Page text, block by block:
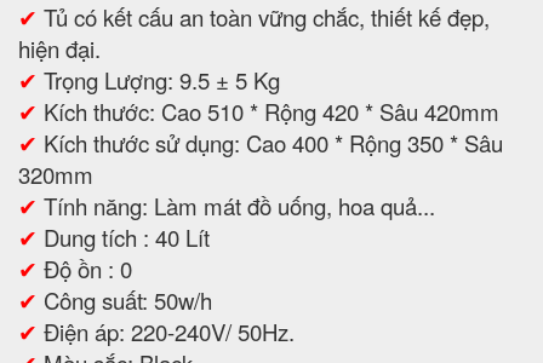
✔ Tủ có kết cấu an toàn vững chắc, thiết kế đẹp,
hiện đại.
✔ Trọng Lượng: 9.5 ± 5 Kg
✔ Kích thước: Cao 510 * Rộng 420 * Sâu 420mm
✔ Kích thước sử dụng: Cao 400 * Rộng 350 * Sâu
320mm
✔ Tính năng: Làm mát đồ uống, hoa quả...
✔ Dung tích : 40 Lít
✔ Độ ồn : 0
✔ Công suất: 50w/h
✔ Điện áp: 220-240V/ 50Hz.